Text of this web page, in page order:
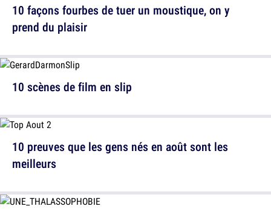
10 façons fourbes de tuer un moustique, on y
prend du plaisir
10 preuves que les gens nés en août sont les
meilleurs
10 scènes de film en slip